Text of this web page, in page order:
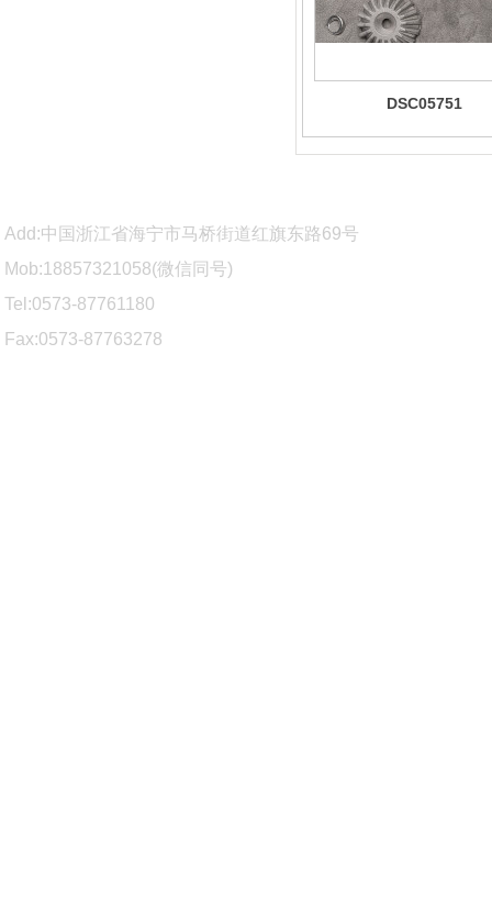
DSC05751
Add:中国浙江省海宁市马桥街道红旗东路69号
Mob:18857321058(微信同号)
Tel:0573-87761180
Fax:0573-87763278